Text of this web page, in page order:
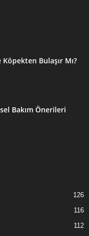
Bulaşır Mı?
Bakım Önerileri
126
116
112